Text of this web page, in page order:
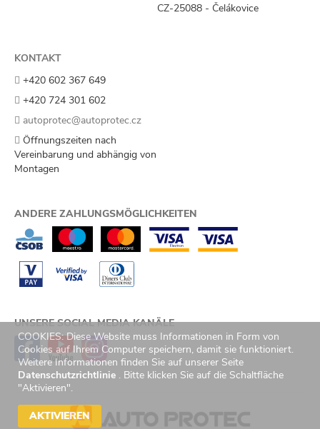
COOKIES: Diese Website muss Informationen in Form von
Cookies auf Ihrem Computer speichern, damit sie funktioniert.
Weitere Informationen finden Sie auf unserer Seite
Datenschutzrichtlinie . Bitte klicken Sie auf die Schaltfläche
"Aktivieren".
AKTIVIEREN
CZ-25088 - Čelákovice
KONTAKT
+420 602 367 649
+420 724 301 602
autoprotec@autoprotec.cz
Öffnungszeiten nach
Vereinbarung und abhängig von
Montagen
ANDERE ZAHLUNGSMÖGLICHKEITEN
UNSERE SOCIAL MEDIA KANÄLE